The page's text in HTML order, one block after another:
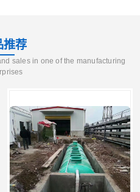
推荐
sales in one of the manufacturing